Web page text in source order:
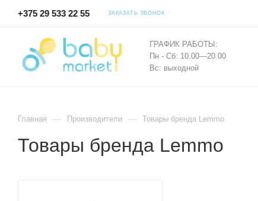
+375 29 533 22 55 ЗАКАЗАТЬ ЗВОНОК
ГРАФИК РАБОТЫ:
Пн - Сб: 10.00—20.00
Вс: выходной
Главная — Производители — Товары бренда Lemmo
Товары бренда Lemmo